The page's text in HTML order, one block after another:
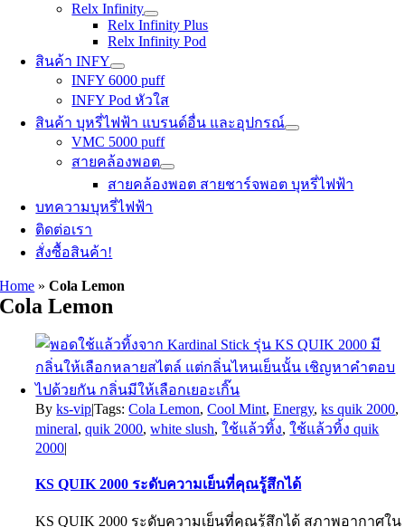
Relx Infinity
Relx Infinity Plus
Relx Infinity Pod
สินค้า INFY
INFY 6000 puff
INFY Pod หัวใส
สินค้า บุหรี่ไฟฟ้า แบรนด์อื่น และอุปกรณ์
VMC 5000 puff
สายคล้องพอต
สายคล้องพอต สายชาร์จพอต บุหรี่ไฟฟ้า
บทความบุหรี่ไฟฟ้า
ติดต่อเรา
สั่งซื้อสินค้า!
Home »Cola Lemon
Cola Lemon
Byks-vip|Tags:Cola Lemon,Cool Mint,Energy,ks quik 2000,
mineral,quik 2000,white slush,ใช้แล้วทิ้ง,ใช้แล้วทิ้ง quik
2000|
KS QUIK 2000 ระดับความเย็นที่คุณรู้สึกได้
KS QUIK 2000 ระดับความเย็นที่คุณรู้สึกได้ สภาพอากาศใน